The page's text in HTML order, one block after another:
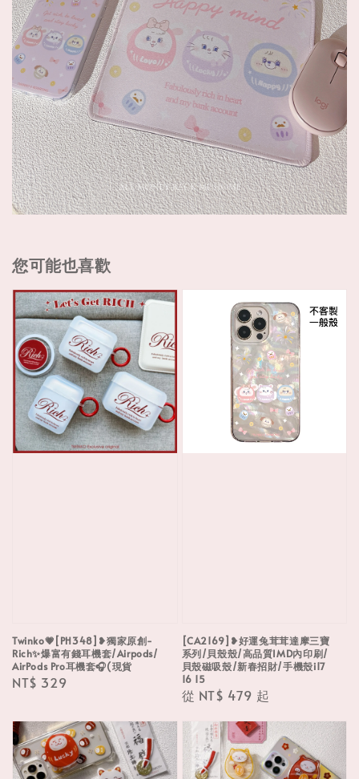
您可能也喜歡
Twinko💗[PH348]❥獨家原創-
Rich✨爆富有錢耳機套/Airpods/
AirPods Pro耳機套🎧(現貨
Regular
NT$ 329
[CA2169]❥好運兔茸茸達摩三寶
系列/貝殼殼/高品質IMD內印刷/
貝殼磁吸殼/新春招財/手機殼i17
16 15
Regular
從 NT$ 479 起